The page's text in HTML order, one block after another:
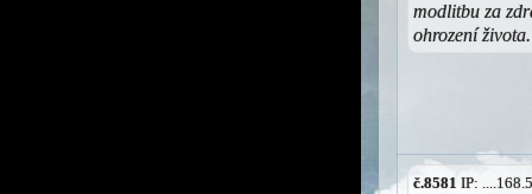
modlitbu za
ohrození
č.8581 IP: